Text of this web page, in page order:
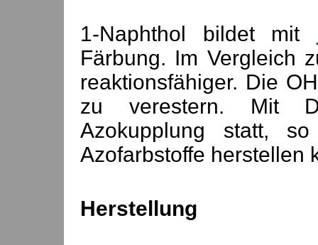
1-Naphthol bildet mit
Färbung. Im Vergleich
reaktionsfähiger. Die
zu verestern. Mit
Azokupplung statt,
Azofarbstoffe herstellen
Herstellung